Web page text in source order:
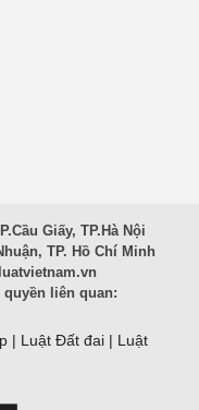
Giấy, TP.Hà Nội
TP. Hồ Chí Minh
quyền liên quan:
| Luật Đất đai | Luật